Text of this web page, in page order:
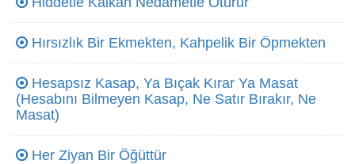
Hırsızlık Bir Ekmekten, Kahpelik Bir Öpmekten
Hesapsız Kasap, Ya Bıçak Kırar Ya Masat
(Hesabını Bilmeyen Kasap, Ne Satır Bırakır, Ne
Masat)
Her Ziyan Bir Öğüttür